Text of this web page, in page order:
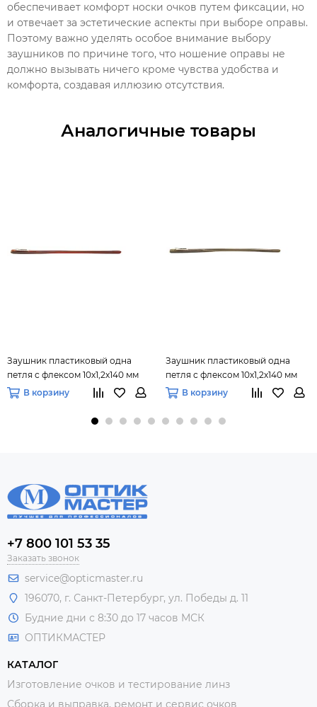
обеспечивает комфорт носки очков путем фиксации, но
и отвечает за эстетические аспекты при выборе оправы.
Поэтому важно уделять особое внимание выбору
заушников по причине того, что ношение оправы не
должно вызывать ничего кроме чувства удобства и
комфорта, создавая иллюзию отсутствия.
Аналогичные товары
Заушник пластиковый одна
петля с флексом 10х1,2х140 мм
(коричневый), 10 пар
В корзину
Заушник пластиковый одна
петля с флексом 10х1,2х140 мм
(серый), 10 пар
В корзину
+7 800 101 53 35
Заказать звонок
service@opticmaster.ru
196070, г. Санкт-Петербург, ул. Победы д. 11
Будние дни с 8:30 до 17 часов МСК
ОПТИКМАСТЕР
КАТАЛОГ
Изготовление очков и тестирование линз
Сборка и выправка, ремонт и сервис очков